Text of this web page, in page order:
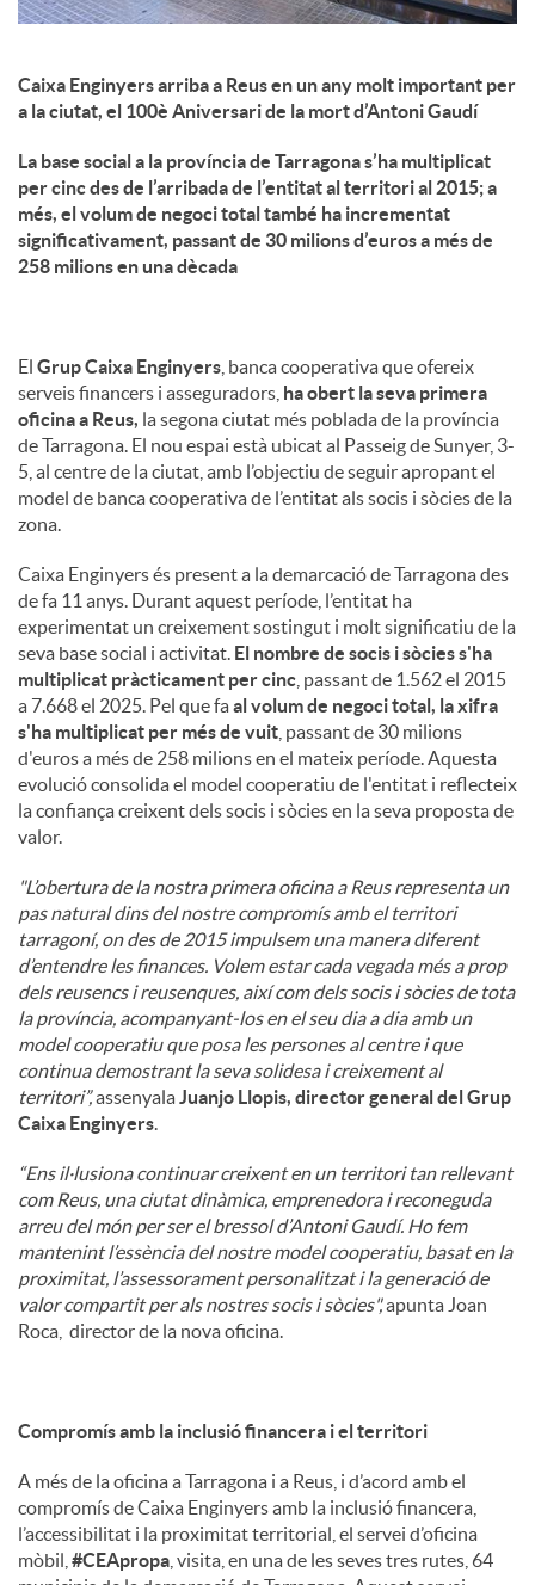
Caixa Enginyers arriba a Reus en un any molt important per
a la ciutat, el 100è Aniversari de la mort d’Antoni Gaudí
La base social a la província de Tarragona s’ha multiplicat
per cinc des de l’arribada de l’entitat al territori al 2015; a
més, el volum de negoci total també ha incrementat
significativament, passant de 30 milions d’euros a més de
258 milions en una dècada
El Grup Caixa Enginyers , banca cooperativa que ofereix
serveis financers i asseguradors, ha obert la seva primera
oficina a Reus, la segona ciutat més poblada de la província
de Tarragona. El nou espai està ubicat al Passeig de Sunyer, 3-
5, al centre de la ciutat, amb l’objectiu de seguir apropant el
model de banca cooperativa de l’entitat als socis i sòcies de la
zona.
Caixa Enginyers és present a la demarcació de Tarragona des
de fa 11 anys. Durant aquest període, l’entitat ha
experimentat un creixement sostingut i molt significatiu de la
seva base social i activitat. El nombre de socis i sòcies s'ha
multiplicat pràcticament per cinc , passant de 1.562 el 2015
a 7.668 el 2025. Pel que faal volum de negoci total, la xifra
s'ha multiplicat per més de vuit , passant de 30 milions
d'euros a més de 258 milions en el mateix període. Aquesta
evolució consolida el model cooperatiu de l'entitat i reflecteix
la confiança creixent dels socis i sòcies en la seva proposta de
valor.
"L’obertura de la nostra primera oficina a Reus representa un
pas natural dins del nostre compromís amb el territori
tarragoní, on des de 2015 impulsem una manera diferent
d’entendre les finances. Volem estar cada vegada més a prop
dels reusencs i reusenques, així com dels socis i sòcies de tota
la província, acompanyant-los en el seu dia a dia amb un
model cooperatiu que posa les persones al centre i que
continua demostrant la seva solidesa i creixement al
territori”,assenyalaJuanjo Llopis, director general del Grup
Caixa Enginyers.
“Ens il·lusiona continuar creixent en un territori tan rellevant
com Reus, una ciutat dinàmica, emprenedora i reconeguda
arreu del món per ser el bressol d’Antoni Gaudí. Ho fem
mantenint l’essència del nostre model cooperatiu, basat en la
proximitat, l’assessorament personalitzat i la generació de
valor compartit per als nostres socis i sòcies",apunta Joan
Roca, director de la nova oficina.
Compromís amb la inclusió financera i el territori
A més de la oficina a Tarragona i a Reus, i d’acord amb el
compromís de Caixa Enginyers amb la inclusió financera,
l’accessibilitat i la proximitat territorial, el servei d’oficina
mòbil, #CEApropa , visita, en una de les seves tres rutes, 64